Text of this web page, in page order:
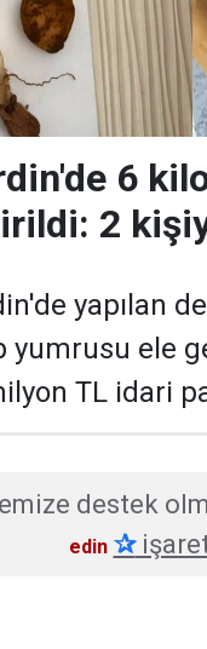
6
2
yapılan
yumrusu ele
TL idari
destek
edin ✰